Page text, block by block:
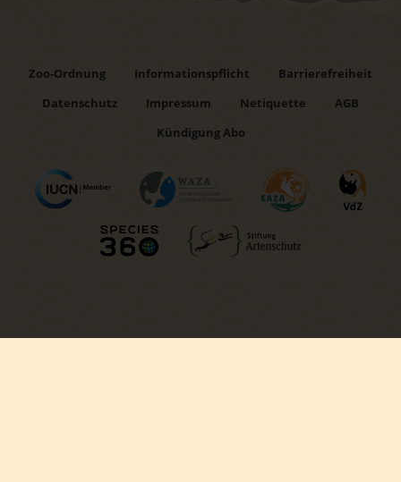
Zoo-Ordnung Informationspflicht
Barrierefreiheit
Datenschutz
Impressum Netiquette
AGB
Kündigung Abo